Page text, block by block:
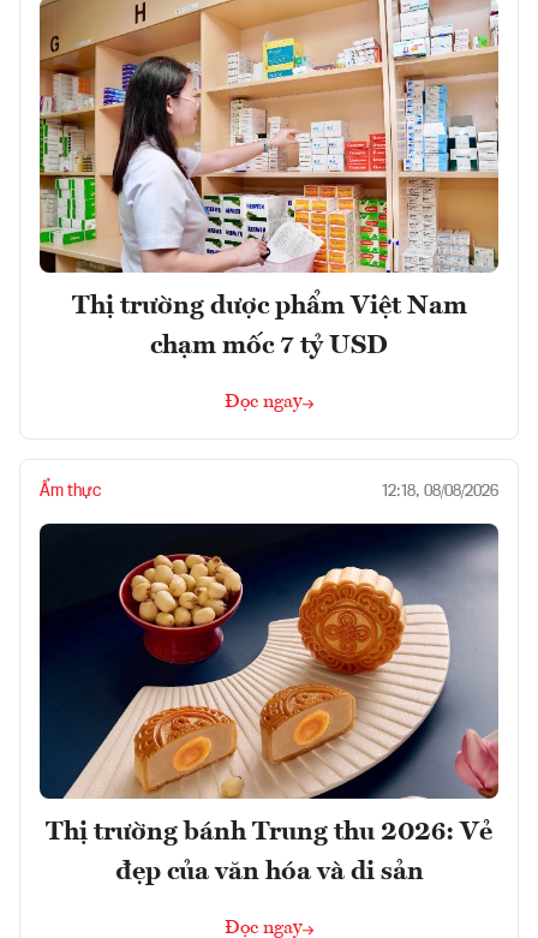
Thị trường dược phẩm Việt Nam
chạm mốc 7 tỷ USD
Đọc ngay
Ẩm thực 12:18, 08/08/2026
Thị trường bánh Trung thu 2026: Vẻ
đẹp của văn hóa và di sản
Đọc ngay